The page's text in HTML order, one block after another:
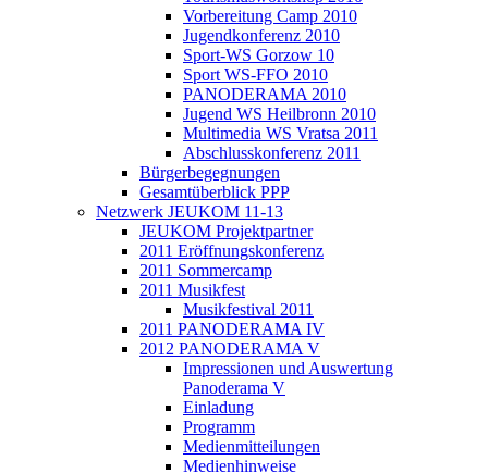
Vorbereitung Camp 2010
Jugendkonferenz 2010
Sport-WS Gorzow 10
Sport WS-FFO 2010
PANODERAMA 2010
Jugend WS Heilbronn 2010
Multimedia WS Vratsa 2011
Abschlusskonferenz 2011
Bürgerbegegnungen
Gesamtüberblick PPP
Netzwerk JEUKOM 11-13
JEUKOM Projektpartner
2011 Eröffnungskonferenz
2011 Sommercamp
2011 Musikfest
Musikfestival 2011
2011 PANODERAMA IV
2012 PANODERAMA V
Impressionen und Auswertung
Panoderama V
Einladung
Programm
Medienmitteilungen
Medienhinweise